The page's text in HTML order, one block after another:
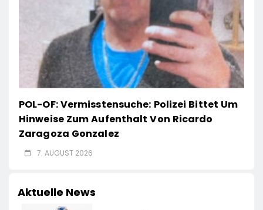
POL-OF: Vermisstensuche: Polizei Bittet Um
Hinweise Zum Aufenthalt Von Ricardo
Zaragoza Gonzalez
7. AUGUST 2026
Aktuelle News